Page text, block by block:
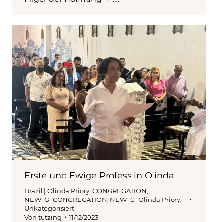
Erste und Ewige Profess in Olinda
Brazil | Olinda Priory, CONGREGATION,
NEW_G_CONGREGATION, NEW_G_Olinda Priory,
Unkategorisiert
Von tutzing 11/12/2023